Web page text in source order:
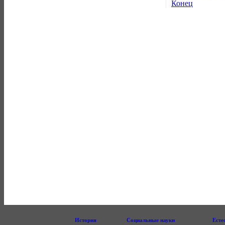
Конец
История Социальные науки